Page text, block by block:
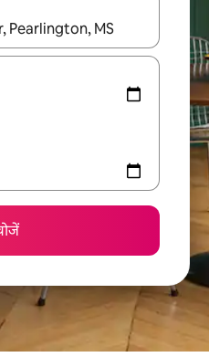
डाउन 'ऐरो की' का इस्तेमाल करके